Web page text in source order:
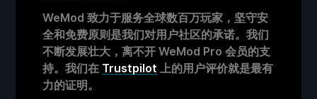
WeMod 致力于服务全球数百万玩家，坚守安
全和免费原则是我们对用户社区的承诺。我们
不断发展壮大，离不开 WeMod Pro 会员的支
持。我们在 Trustpilot 上的用户评价就是最有
力的证明。